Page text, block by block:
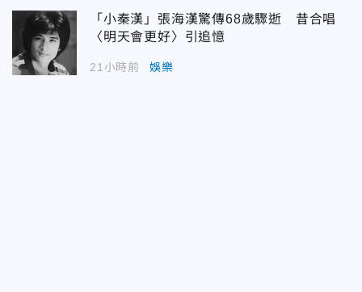
「小秦漢」張海漢驚傳68歲驟逝 昔合唱
〈明天會更好〉引追憶
21小時前 娛樂